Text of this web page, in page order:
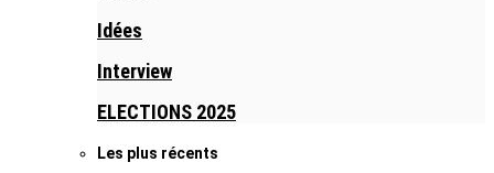
Idées
Interview
ELECTIONS 2025
Les plus récents